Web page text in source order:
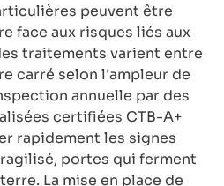
peuvent être
face aux risques liés aux
traitements varient entre
carré selon l'ampleur de
annuelle par des
certifiées CTB-A+
rapidement les signes
portes qui ferment
La mise en place de